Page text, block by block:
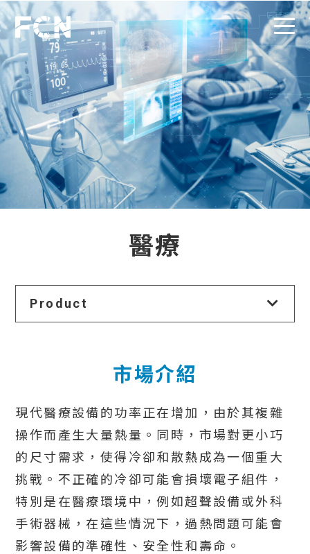
醫療
Product
市場介紹
現代醫療設備的功率正在增加，由於其複雜
操作而產生大量熱量。同時，市場對更小巧
的尺寸需求，使得冷卻和散熱成為一個重大
挑戰。不正確的冷卻可能會損壞電子組件，
特別是在醫療環境中，例如超聲設備或外科
手術器械，在這些情況下，過熱問題可能會
影響設備的準確性、安全性和壽命。